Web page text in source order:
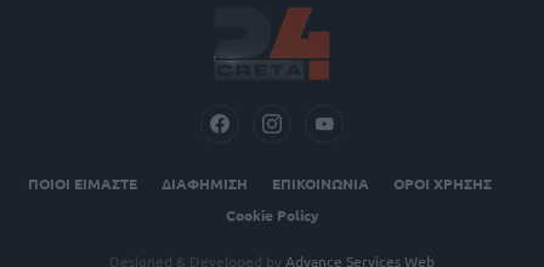
ΠΟΙΟΙ ΕΙΜΑΣΤΕ ΔΙΑΦΗΜΙΣΗ ΕΠΙΚΟΙΝΩΝΙΑ
ΟΡΟΙ ΧΡΗΣΗΣ
Cookie Policy
Designed & Developed by Advance Services Web